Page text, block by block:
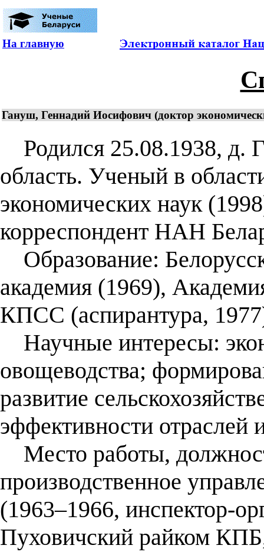
На главную
Гануш, Геннадий Иосифович (доктор
Родился 25.08.1938, д.
область. Ученый в
экономических наук
корреспондент НАН
Образование:
академия (1969),
КПСС (аспирантура,
Научные интересы:
овощеводства;
развитие
эффективности
Место работы,
производственное
(1963–1966, инспектор-
Пуховичский райком